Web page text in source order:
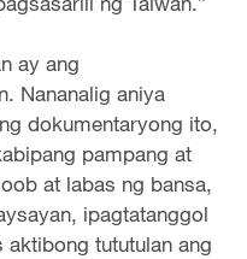
ay ang
Nananalig aniya
dokumentaryong ito,
pampang at
at labas ng bansa,
ipagtatanggol
tututulan ang